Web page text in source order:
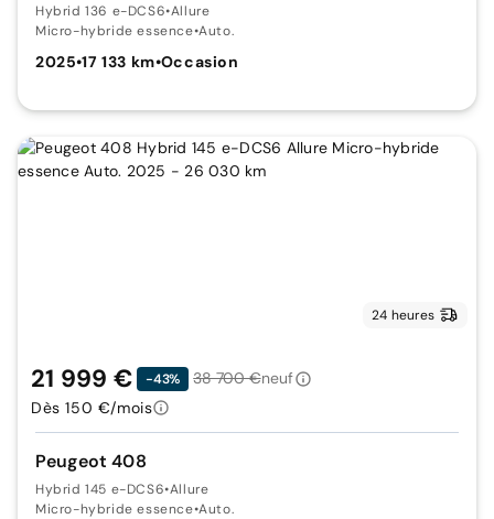
Hybrid 136 e-DCS6•Allure
Micro-hybride essence•Auto.
2025•17 133 km•Occasion
24 heures
Peugeot 408
Hybrid 145 e-DCS6•Allure
Micro-hybride essence•Auto.
21 999 € -43% 38 700 €neuf
Dès 150 €/mois